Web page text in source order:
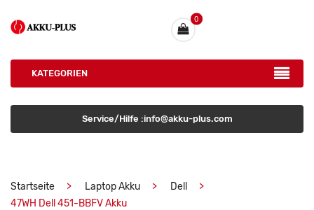
0
KATEGORIEN
Service/Hilfe :info@akku-plus.com
Startseite Laptop Akku
Dell
47WH Dell 451-BBFV Akku